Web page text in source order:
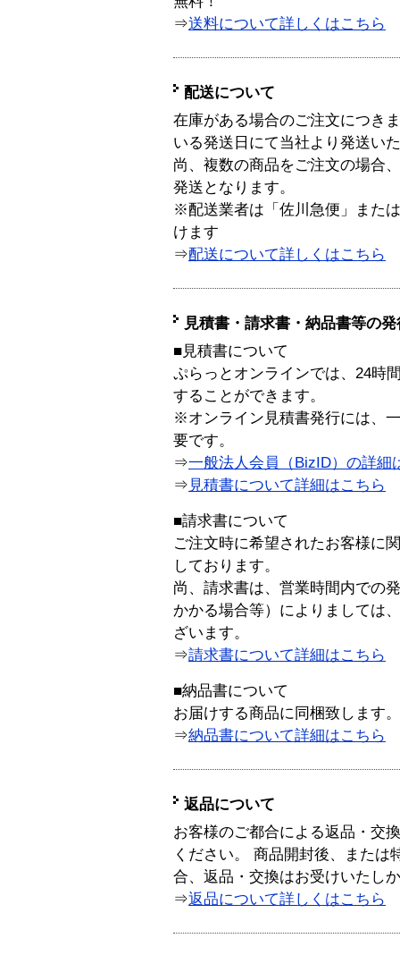
⇒送料について詳しくはこちら
配送について
在庫がある場合のご注文につき
いる発送日にて当社より発送い
尚、複数の商品をご注文の場合
発送となります。
※配送業者は「佐川急便」また
けます
⇒配送について詳しくはこちら
見積書・請求書・納品書等の
■見積書について
ぷらっとオンラインでは、24時
することができます。
※オンライン見積書発行には、
要です。
⇒一般法人会員（BizID）の詳細
⇒ 見積書について詳細はこちら
■請求書について
ご注文時に希望されたお客様に
しております。
尚、請求書は、営業時間内での
かかる場合等）によりましては
ざいます。
⇒請求書について詳細はこちら
■納品書について
お届けする商品に同梱致します。
⇒納品書について詳細はこちら
返品について
お客様のご都合による返品・交
ください。 商品開封後、または
合、返品・交換はお受けいたし
⇒返品について詳しくはこちら